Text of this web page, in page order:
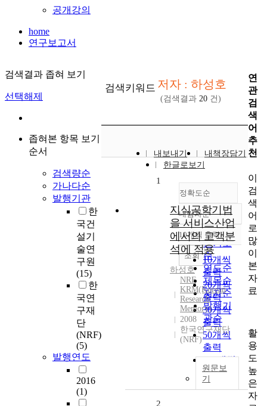
공개강의
home
연구보고서
검색결과 좁혀 보기
선택해제
좁혀본 항목 보기
순서
검색량순
가나다순
발행기관
한
국건
설기
술연
구원
(15)
한
국연
구재
단
(NRF)
(5)
발행연도
2016
(1)
검색키워드 저자 : 하성호
(검색결과 20 건)
내보내기
내책장담기
한글로보기
정확도순
정확도
순
인기도
순
연도순
제목순
저자순
발행기
관순
내림차순
내림차순
10개씩 출력
10개씩
출력
20개씩
출력
30개씩
출력
50개씩
출력
100개씩
출력
조회
1
지식공학기법
을 서비스산업
에서의 고객분
석에 적용
하성호
NRF
KRM(Korean
Research
Memory)
2008
한국연구재단
(NRF)
원문보
기
2
연
관
검
색
어
추
천
이
검
색
어
로
많
이
본
자
료
활
용
도
높
은
자